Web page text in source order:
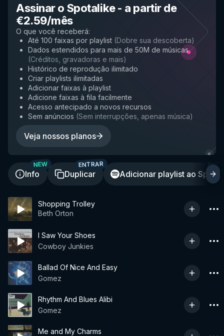
Assinar o Spotalike- a partir de
€2.59/mês
O que você receberá:
Até 100 faixas por playlist (Dobre sua descoberta)
Dados estendidos para mais de 50M de músicas
(Créditos, gravadoras e mais)
Histórico de reprodução ilimitado
Criar playlists ilimitadas
Adicionar faixas à playlist
Adicione faixas à fila facilmente
Acesso antecipado a novos recursos
Sem anúncios (Sem interrupções, apenas música)
Veja nossos planos
Info
NEW
Duplicar
ENTRAR
Adicionar playlist ao
Shopping Trolley
Beth Orton
I Saw Your Shoes
Cowboy Junkies
Ballad Of Nice And Easy
Gomez
Rhythm And Blues Alibi
Gomez
Me and My Charms